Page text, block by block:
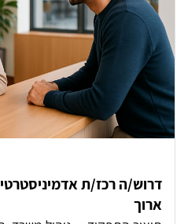
ותפעולי לגורמים השונים
דרוש/ה רכז/ת
ארוך